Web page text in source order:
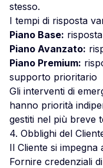
stesso.
I tempi di risposta
Piano Base:
Piano Avanzato:
Piano Premium:
supporto prioritario
Gli interventi di
hanno priorità
gestiti nel più breve
4. Obblighi del
Il Cliente si impegna
Fornire credenziali